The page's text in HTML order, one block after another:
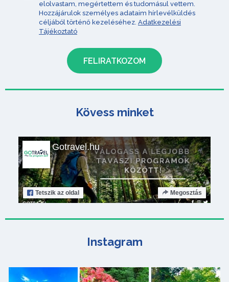
elolvastam, megértettem és tudomásul vettem.
Hozzájárulok személyes adataim hírlevélküldés
céljából történő kezeléséhez. Adatkezelési
Tájékoztató
Kövess minket
Gotravel.hu
Tetszik az oldal Megosztás
Instagram